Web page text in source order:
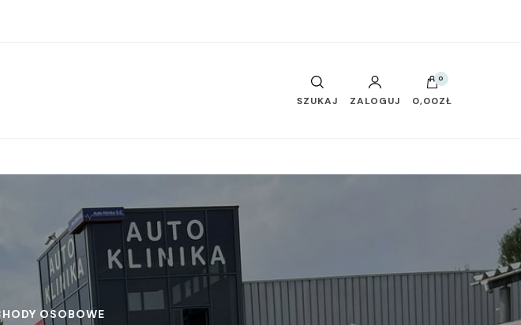
SZUKAJ ZALOGUJ
0
0,00ZŁ
OSOBOWE